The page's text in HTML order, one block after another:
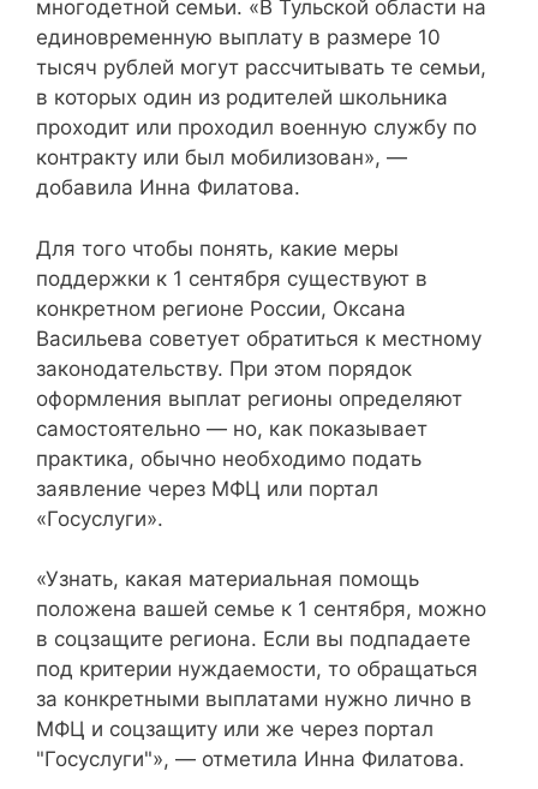
многодетной семьи. «В Тульской области на
единовременную выплату в размере 10
тысяч рублей могут рассчитывать те семьи,
в которых один из родителей школьника
проходит или проходил военную службу по
контракту или был мобилизован», —
добавила Инна Филатова.
Для того чтобы понять, какие меры
поддержки к 1 сентября существуют в
конкретном регионе России, Оксана
Васильева советует обратиться к местному
законодательству. При этом порядок
оформления выплат регионы определяют
самостоятельно — но, как показывает
практика, обычно необходимо подать
заявление через МФЦ или портал
«Госуслуги».
«Узнать, какая материальная помощь
положена вашей семье к 1 сентября, можно
в соцзащите региона. Если вы подпадаете
под критерии нуждаемости, то обращаться
за конкретными выплатами нужно лично в
МФЦ и соцзащиту или же через портал
"Госуслуги"», — отметила Инна Филатова.